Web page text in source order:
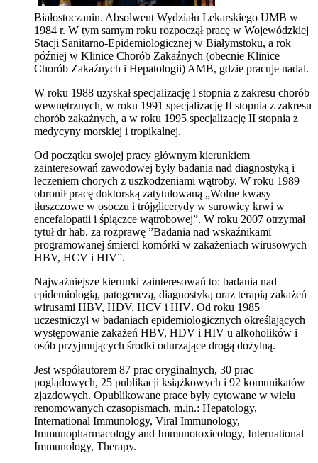
Białostoczanin. Absolwent Wydziału Lekarskiego UMB w
1984 r. W tym samym roku rozpoczął pracę w Wojewódzkiej
Stacji Sanitarno-Epidemiologicznej w Białymstoku, a rok
później w Klinice Chorób Zakaźnych (obecnie Klinice
Chorób Zakaźnych i Hepatologii) AMB, gdzie pracuje nadal.
W roku 1988 uzyskał specjalizację I stopnia z zakresu chorób
wewnętrznych, w roku 1991 specjalizację II stopnia z zakresu
chorób zakaźnych, a w roku 1995 specjalizację II stopnia z
medycyny morskiej i tropikalnej.
Od początku swojej pracy głównym kierunkiem
zainteresowań zawodowej były badania nad diagnostyką i
leczeniem chorych z uszkodzeniami wątroby. W roku 1989
obronił pracę doktorską zatytułowaną „Wolne kwasy
tłuszczowe w osoczu i trójglicerydy w surowicy krwi w
encefalopatii i śpiączce wątrobowej”. W roku 2007 otrzymał
tytuł dr hab. za rozprawę ”Badania nad wskaźnikami
programowanej śmierci komórki w zakażeniach wirusowych
HBV, HCV i HIV”.
Najważniejsze kierunki zainteresowań to: badania nad
epidemiologią, patogenezą, diagnostyką oraz terapią zakażeń
wirusami HBV, HDV, HCV i HIV. Od roku 1985
uczestniczył w badaniach epidemiologicznych określających
występowanie zakażeń HBV, HDV i HIV u alkoholików i
osób przyjmujących środki odurzające drogą dożylną.
Jest współautorem 87 prac oryginalnych, 30 prac
poglądowych, 25 publikacji książkowych i 92 komunikatów
zjazdowych. Opublikowane prace były cytowane w wielu
renomowanych czasopismach, m.in.: Hepatology,
International Immunology, Viral Immunology,
Immunopharmacology and Immunotoxicology, International
Immunology, Therapy.